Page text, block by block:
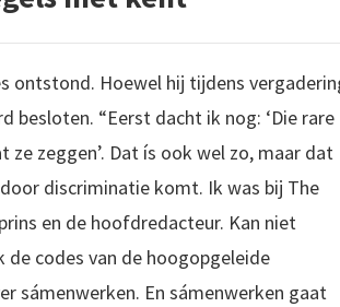
ontstond. Hoewel hij tijdens
besloten. “Eerst dacht ik nog: ‘Die rare
zeggen’. Dat ís ook wel zo, maar dat
discriminatie komt. Ik was bij The
en de hoofdredacteur. Kan niet
codes van de hoogopgeleide
sámenwerken. En sámenwerken gaat